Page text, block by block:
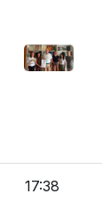
17:38